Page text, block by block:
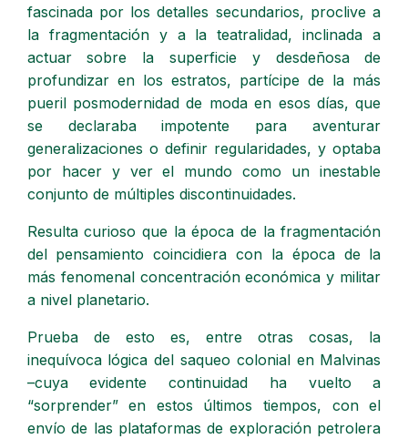
fascinada por los detalles secundarios, proclive a
la fragmentación y a la teatralidad, inclinada a
actuar sobre la superficie y desdeñosa de
profundizar en los estratos, partícipe de la más
pueril posmodernidad de moda en esos días, que
se declaraba impotente para aventurar
generalizaciones o definir regularidades, y optaba
por hacer y ver el mundo como un inestable
conjunto de múltiples discontinuidades.
Resulta curioso que la época de la fragmentación
del pensamiento coincidiera con la época de la
más fenomenal concentración económica y militar
a nivel planetario.
Prueba de esto es, entre otras cosas, la
inequívoca lógica del saqueo colonial en Malvinas
–cuya evidente continuidad ha vuelto a
“sorprender” en estos últimos tiempos, con el
envío de las plataformas de exploración petrolera